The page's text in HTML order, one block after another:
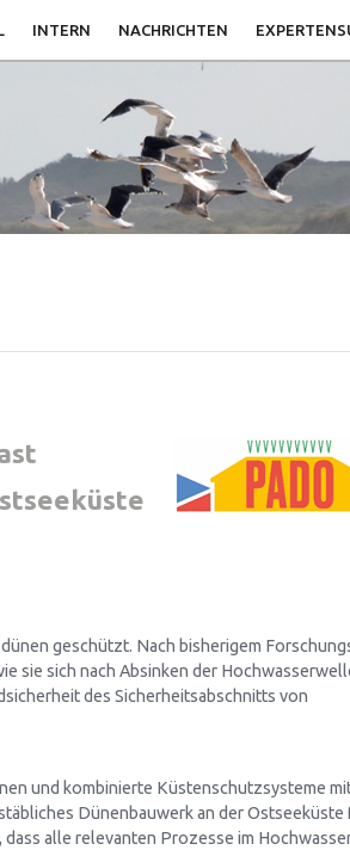
INTERN NACHRICHTEN
geschützt. Nach bisherigem
sie sich nach Absinken der
des Sicherheitsabschnitts von
und kombinierte Küstenschutzsysteme
Dünenbauwerk an der Ostseeküste
alle relevanten Prozesse im